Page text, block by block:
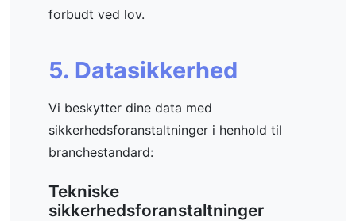
forbudt ved lov.
5. Datasikkerhed
Vi beskytter dine data med
sikkerhedsforanstaltninger i henhold til
branchestandard:
Tekniske
sikkerhedsforanstaltninger